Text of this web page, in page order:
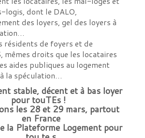
logis, dont le DALO,
des loyers, gel des loyers à
résidents de foyers et de
mêmes droits que les locataires
aides publiques au logement
la spéculation…
stable, décent et à bas loyer
pour touTEs !
les 28 et 29 mars, partout
en France
la Plateforme Logement pour